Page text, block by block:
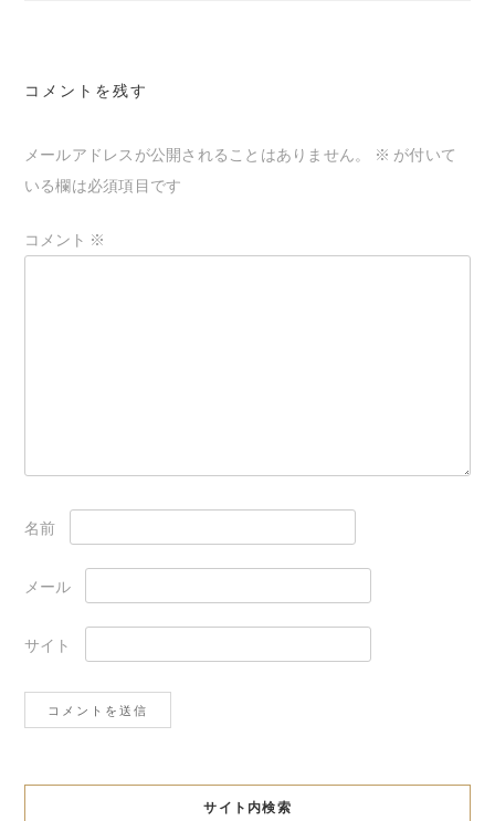
ゲ
シ
ン
コメントを残す
メールアドレスが公開されることはありません。 ※ が付いて
いる欄は必須項目です
コメント ※
名前
メール
サイト
サイト内検索